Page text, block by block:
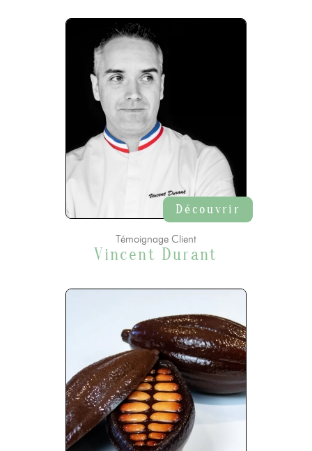
Découvrir
Témoignage Client
Vincent Durant